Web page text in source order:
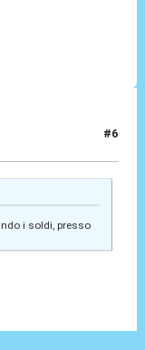
#6
i soldi, presso